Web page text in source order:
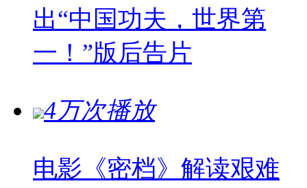
出“中国功夫，世界第
一！”版后告片
4万次播放
电影《密档》解读艰难